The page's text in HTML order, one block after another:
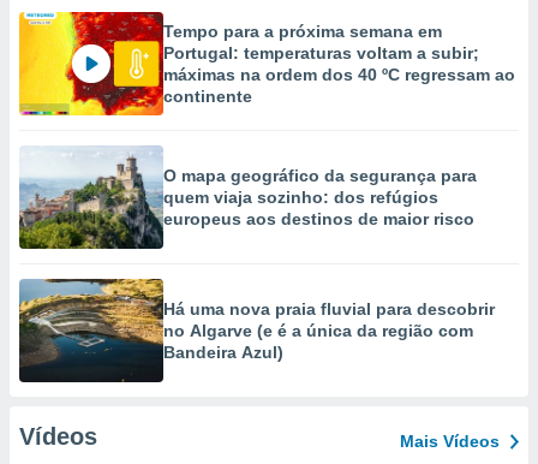
Tempo para a próxima semana em
Portugal: temperaturas voltam a subir;
máximas na ordem dos 40 ºC regressam ao
continente
O mapa geográfico da segurança para
quem viaja sozinho: dos refúgios
europeus aos destinos de maior risco
Há uma nova praia fluvial para descobrir
no Algarve (e é a única da região com
Bandeira Azul)
Vídeos Mais Vídeos